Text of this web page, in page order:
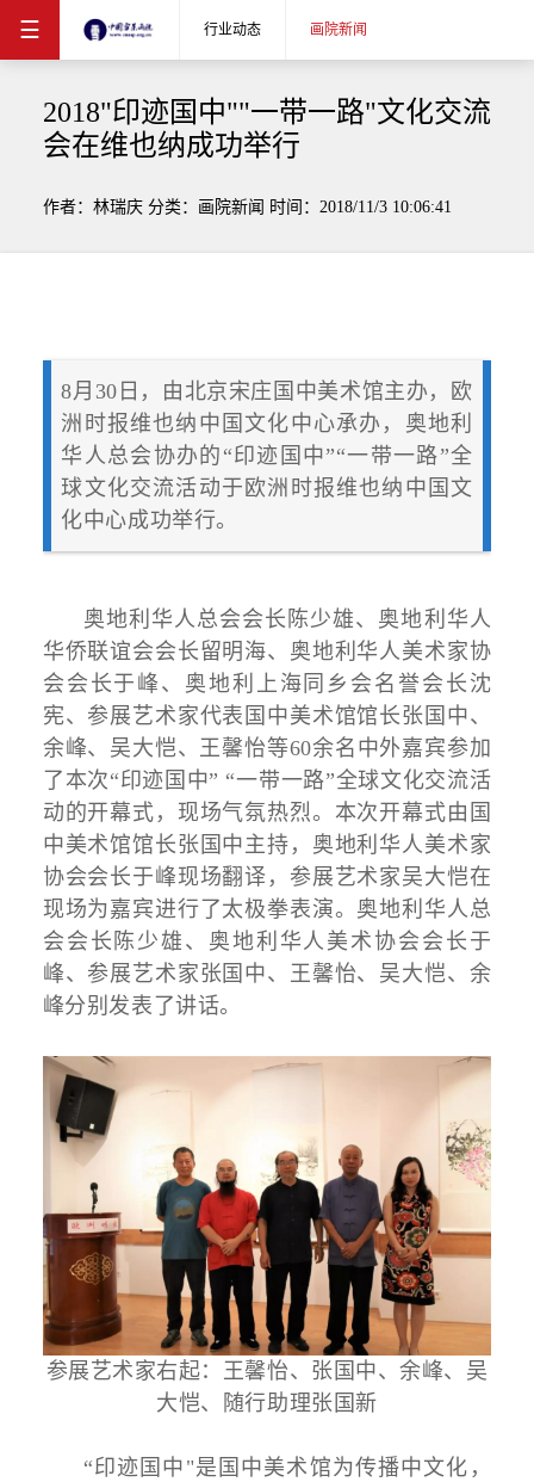
☰ 行业动态 画院新闻
2018"印迹国中""一带一路"文化交流
会在维也纳成功举行
作者：林瑞庆 分类：画院新闻 时间：2018/11/3 10:06:41
8月30日，由北京宋庄国中美术馆主办，欧
洲时报维也纳中国文化中心承办，奥地利
华人总会协办的“印迹国中”“一带一路”全
球文化交流活动于欧洲时报维也纳中国文
化中心成功举行。
奥地利华人总会会长陈少雄、奥地利华人
华侨联谊会会长留明海、奥地利华人美术家协
会会长于峰、奥地利上海同乡会名誉会长沈
宪、参展艺术家代表国中美术馆馆长张国中、
余峰、吴大恺、王馨怡等60余名中外嘉宾参加
了本次“印迹国中” “一带一路”全球文化交流活
动的开幕式，现场气氛热烈。本次开幕式由国
中美术馆馆长张国中主持，奥地利华人美术家
协会会长于峰现场翻译，参展艺术家吴大恺在
现场为嘉宾进行了太极拳表演。奥地利华人总
会会长陈少雄、奥地利华人美术协会会长于
峰、参展艺术家张国中、王馨怡、吴大恺、余
峰分别发表了讲话。
参展艺术家右起：王馨怡、张国中、余峰、吴
大恺、随行助理张国新
“印迹国中"是国中美术馆为传播中文化，